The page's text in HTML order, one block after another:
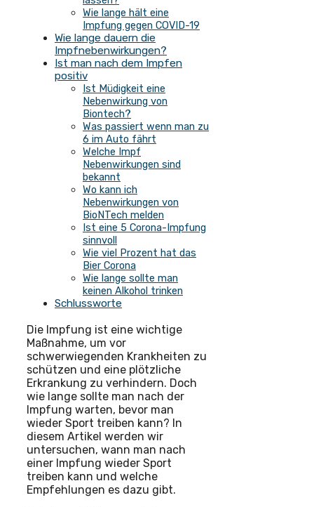
Wie lange hält eine
Impfung gegen COVID-19
Wie lange dauern die
Impfnebenwirkungen?
Ist man nach dem Impfen
positiv
Ist Müdigkeit eine
Nebenwirkung von
Biontech?
Was passiert wenn man zu
6 im Auto fährt
Welche Impf
Nebenwirkungen sind
bekannt
Wo kann ich
Nebenwirkungen von
BioNTech melden
Ist eine 5 Corona-Impfung
sinnvoll
Wie viel Prozent hat das
Bier Corona
Wie lange sollte man
keinen Alkohol trinken
Schlussworte
Die Impfung ist eine wichtige
Maßnahme, um vor
schwerwiegenden Krankheiten zu
schützen und eine plötzliche
Erkrankung zu verhindern. Doch
wie lange sollte man nach der
Impfung warten, bevor man
wieder Sport treiben kann? In
diesem Artikel werden wir
untersuchen, wann man nach
einer Impfung wieder Sport
treiben kann und welche
Empfehlungen es dazu gibt.